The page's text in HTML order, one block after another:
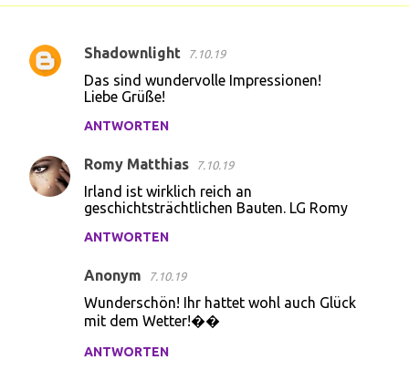
K
e
n
Shadownlight 7.10.19
Das sind wundervolle Impressionen!
Liebe Grüße!
ANTWORTEN
Romy Matthias 7.10.19
Irland ist wirklich reich an
geschichtsträchtlichen Bauten. LG Romy
ANTWORTEN
Anonym 7.10.19
Wunderschön! Ihr hattet wohl auch Glück
mit dem Wetter!��
ANTWORTEN